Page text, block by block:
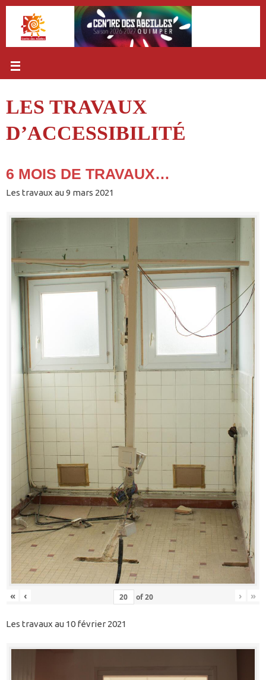
Passer
contenu
LES TRAVAUX
D’ACCESSIBILITÉ
6 MOIS DE TRAVAUX…
Les travaux au 9 mars 2021
« ‹ of20 › »
Les travaux au 10 février 2021